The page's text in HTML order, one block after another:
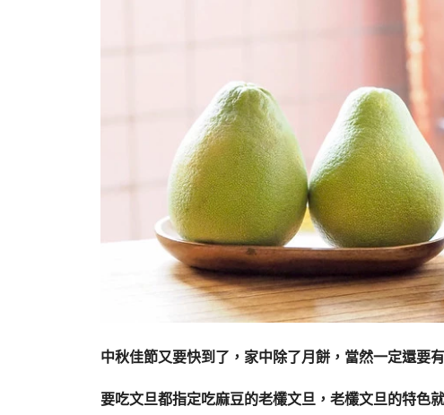
中秋佳節又要快到了，家中除了月餅，當然一定還要
要吃文旦都指定吃麻豆的老欉文旦，老欉文旦的特色